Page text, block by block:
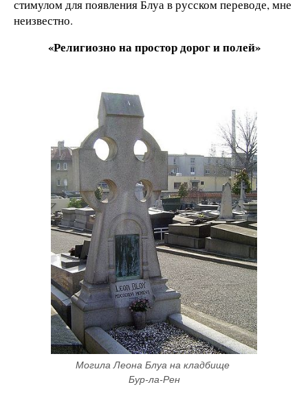
стимулом для появления Блуа в русском переводе, мне
неизвестно.
«Религиозно на простор дорог и полей»
Могила Леона Блуа на кладбище
Бур-ла-Рен